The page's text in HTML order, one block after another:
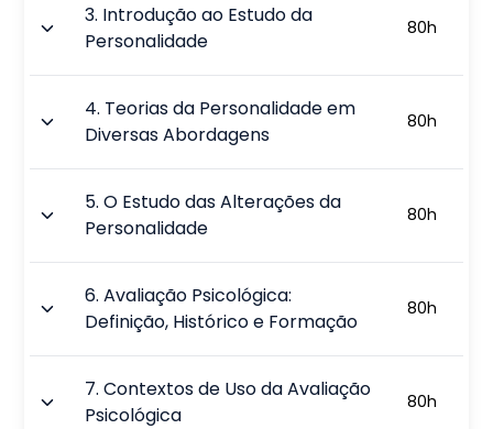
3. Introdução ao Estudo da
Personalidade
80h
4. Teorias da Personalidade em
Diversas Abordagens
80h
5.O Estudo das Alterações da
Personalidade
80h
6.Avaliação Psicológica:
Definição, Histórico e Formação
80h
7.Contextos de Uso da Avaliação
Psicológica
80h